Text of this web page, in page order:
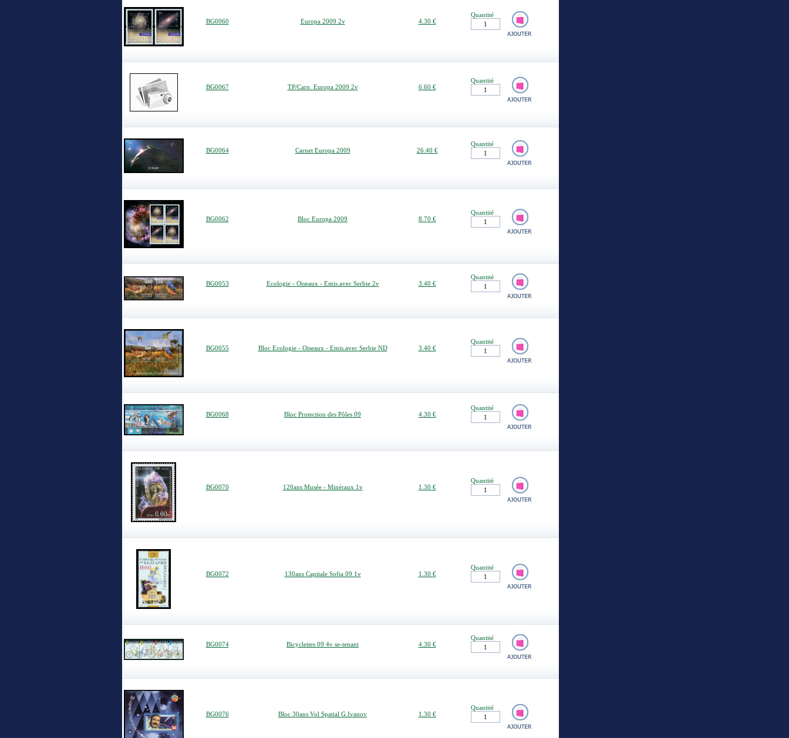
BG0060 Europa 2009 2v 4.30 €
Quantité
BG0067 TP/Carn. Europa 2009 2v 6.60 €
Quantité
BG0064 Carnet Europa 2009 26.40 €
Quantité
BG0062 Bloc Europa 2009 8.70 €
Quantité
BG0053 Ecologie - Oiseaux - Emis.avec Serbie 2v 3.40 €
Quantité
BG0055 Bloc Ecologie - Oiseaux - Emis.avec Serbie ND 3.40 €
Quantité
BG0068 Bloc Protection des Pôles 09 4.30 €
Quantité
BG0070 120ans Musée - Minéraux 1v 1.30 €
Quantité
BG0072 130ans Capitale Sofia 09 1v 1.30 €
Quantité
BG0074 Bicyclettes 09 4v se-tenant 4.30 €
Quantité
BG0076 Bloc 30ans Vol Spatial G.Ivanov 1.30 €
Quantité